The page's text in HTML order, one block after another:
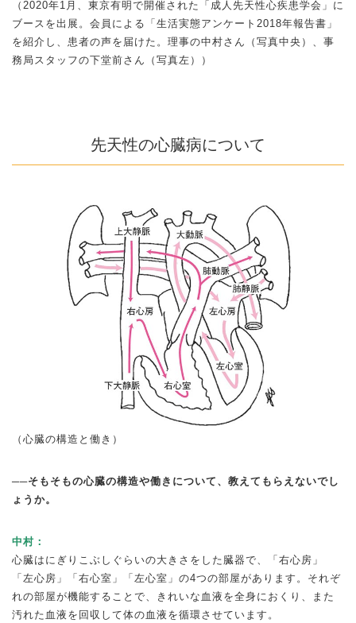
（2020年1月、東京有明で開催された「成人先天性心疾患学会」に
ブースを出展。会員による「生活実態アンケート2018年報告書」
を紹介し、患者の声を届けた。理事の中村さん（写真中央）、事
務局スタッフの下堂前さん（写真左））
先天性の心臓病について
（心臓の構造と働き）
──そもそもの心臓の構造や働きについて、教えてもらえないでし
ょうか。
中村：
心臓はにぎりこぶしぐらいの大きさをした臓器で、「右心房」
「左心房」「右心室」「左心室」の4つの部屋があります。それぞ
れの部屋が機能することで、きれいな血液を全身におくり、また
汚れた血液を回収して体の血液を循環させています。